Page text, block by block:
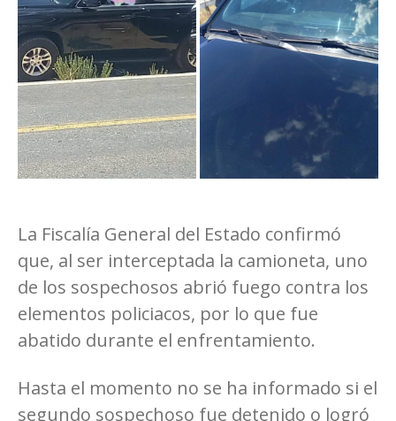
La Fiscalía General del Estado confirmó
que, al ser interceptada la camioneta, uno
de los sospechosos abrió fuego contra los
elementos policiacos, por lo que fue
abatido durante el enfrentamiento.
Hasta el momento no se ha informado si el
segundo sospechoso fue detenido o logró